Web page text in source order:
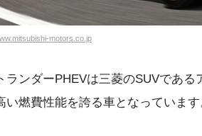
motors.co.jp
ランダーPHEVは三菱のSUVであ
い燃費性能を誇る車となっていま